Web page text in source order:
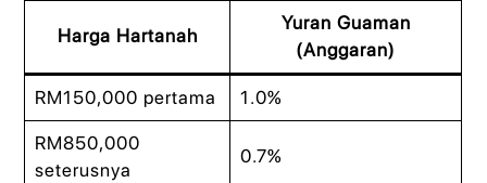
Harga Hartanah
Yuran Guaman
(Anggaran)
RM150,000 pertama 1.0%
RM850,000
seterusnya
0.7%